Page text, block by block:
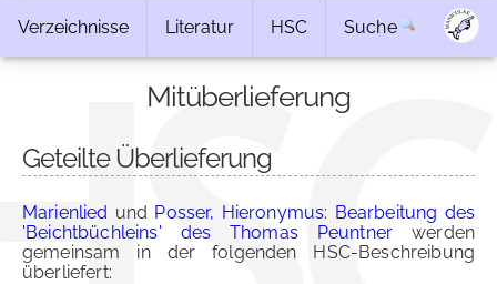
Verzeichnisse Literatur HSC Suche
Mitüberlieferung
Geteilte Überlieferung
Marienlied und Posser, Hieronymus: Bearbeitung des
'Beichtbüchleins' des Thomas Peuntner werden
gemeinsam in der folgenden HSC-Beschreibung
überliefert: